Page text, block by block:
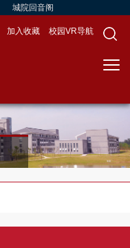
城院回音阁
加入收藏 校园VR导航